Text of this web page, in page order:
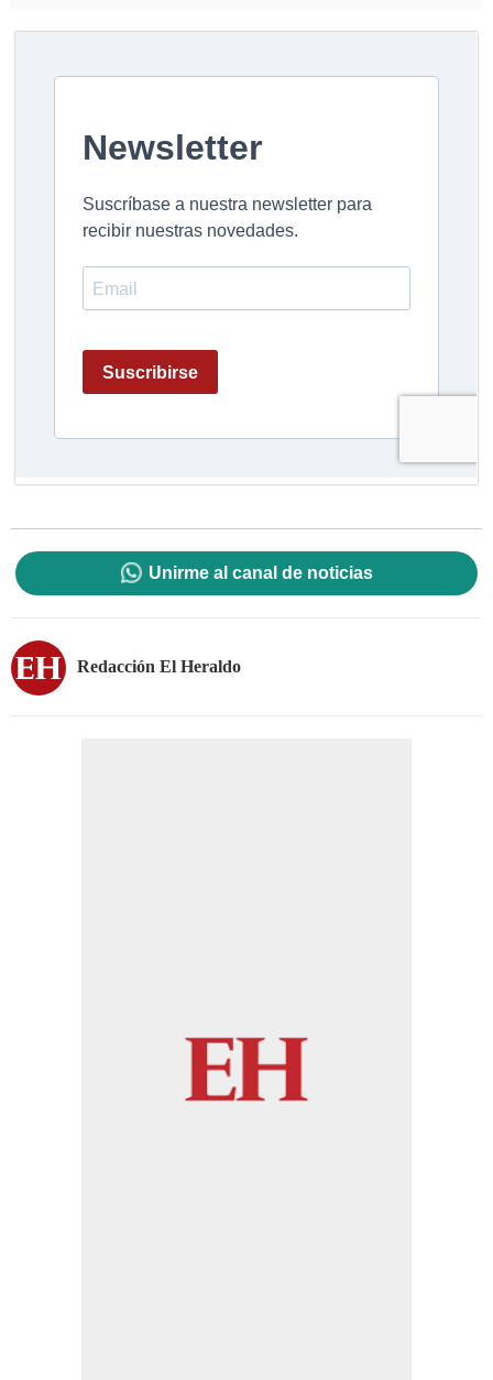
Unirme al canal de noticias
Redacción El Heraldo